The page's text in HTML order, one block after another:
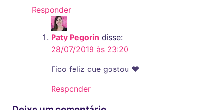
Responder
Paty Pegorin disse:
28/07/2019 às 23:20
Fico feliz que gostou ♥
Responder